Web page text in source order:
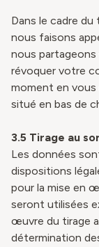
Dans le cadre
nous faisons
nous partageons
révoquer votre
moment en vous
situé en bas de
3.5 Tirage au
Les données
dispositions
pour la mise en
seront utilisées
œuvre du tirage
détermination